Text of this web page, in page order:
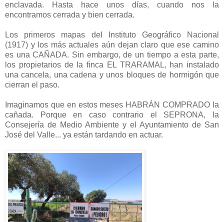
enclavada. Hasta hace unos días, cuando nos la
encontramos cerrada y bien cerrada.
Los primeros mapas del Instituto Geográfico Nacional
(1917) y los más actuales aún dejan claro que ese camino
es una CAÑADA. Sin embargo, de un tiempo a esta parte,
los propietarios de la finca EL TRARAMAL, han instalado
una cancela, una cadena y unos bloques de hormigón que
cierran el paso.
Imaginamos que en estos meses HABRÁN COMPRADO la
cañada. Porque en caso contrario el SEPRONA, la
Consejería de Medio Ambiente y el Ayuntamiento de San
José del Valle... ya están tardando en actuar.